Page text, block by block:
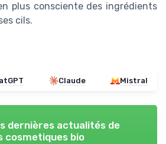
plus consciente des ingrédients
cils.
Claude Mistral
dernières actualités de
cosmetiques bio